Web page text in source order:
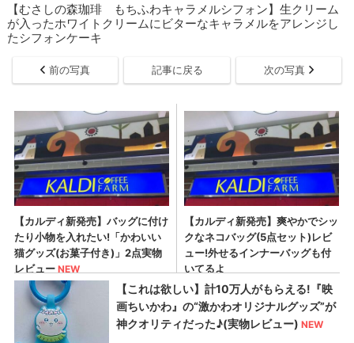
【むさしの森珈琲 もちふわキャラメルシフォン】生クリーム
が入ったホワイトクリームにビターなキャラメルをアレンジし
たシフォンケーキ
前の写真 記事に戻る 次の写真